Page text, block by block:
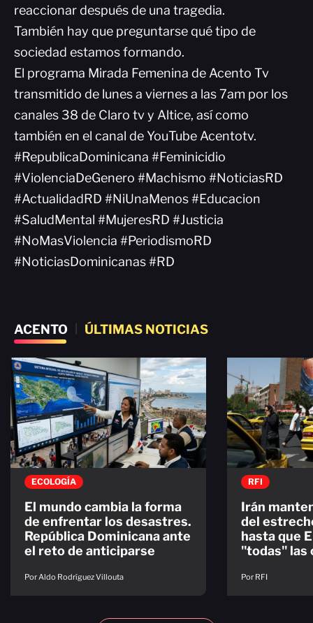
reaccionar después de una tragedia.
También hay que preguntarse qué tipo de
sociedad estamos formando.
El programa Mirada Femenina de Acento Tv
transmitido de lunes a viernes a las 7am por los
canales 38 de Claro tv y Altice, así como
también en el canal de YouTube Acentotv.
#RepublicaDominicana #Feminicidio
#ViolenciaDeGenero #Machismo #NoticiasRD
#ActualidadRD #NiUnaMenos #Educacion
#SaludMental #MujeresRD #Justicia
#NoMasViolencia #PeriodismoRD
#NoticiasDominicanas #RD
ACENTO ÚLTIMAS NOTICIAS
ECOLOGÍA
El mundo cambia la forma
de enfrentar los desastres.
República Dominicana ante
el reto de anticiparse
Por Aldo Rodríguez Villouta
RFI
Irán
del
hasta que
"todas" las
Por RFI